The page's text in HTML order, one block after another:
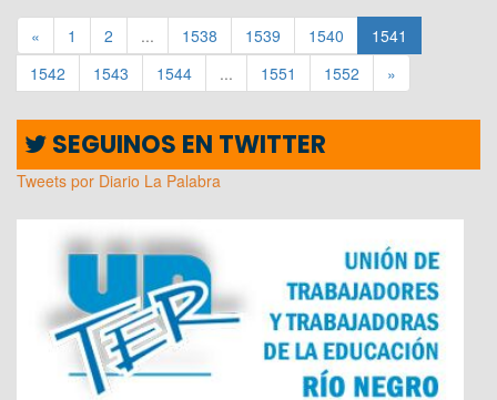
« 1 2 ... 1538 1539 1540
1541
1542
1543 1544 ... 1551 1552 »
SEGUINOS EN TWITTER
Tweets por Diario La Palabra